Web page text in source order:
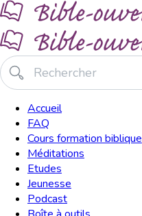
Accueil
FAQ
Cours formation biblique
Méditations
Etudes
Jeunesse
Podcast